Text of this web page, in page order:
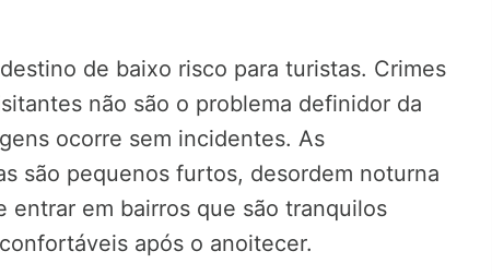
de baixo risco para turistas. Crimes
não são o problema definidor da
ocorre sem incidentes. As
são pequenos furtos, desordem noturna
entrar em bairros que são tranquilos
após o anoitecer.